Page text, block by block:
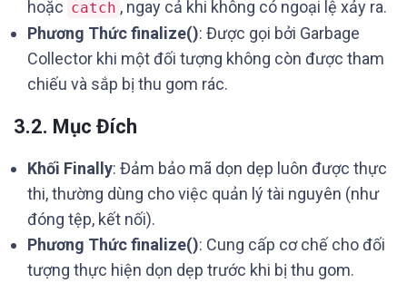
hoặc catch , ngay cả khi không có ngoại lệ xảy ra.
Phương Thức finalize(): Được gọi bởi Garbage
Collector khi một đối tượng không còn được tham
chiếu và sắp bị thu gom rác.
3.2. Mục Đích
Khối Finally: Đảm bảo mã dọn dẹp luôn được thực
thi, thường dùng cho việc quản lý tài nguyên (như
đóng tệp, kết nối).
Phương Thức finalize(): Cung cấp cơ chế cho đối
tượng thực hiện dọn dẹp trước khi bị thu gom.